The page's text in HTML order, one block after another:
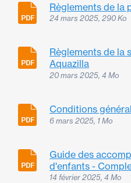
Règlements de la
24 mars 2025, 290 Ko
Règlements de la
Aquazilla
20 mars 2025, 4 Mo
Conditions
6 mars 2025, 1 Mo
Guide des
d'enfants -
14 février 2025, 4 Mo